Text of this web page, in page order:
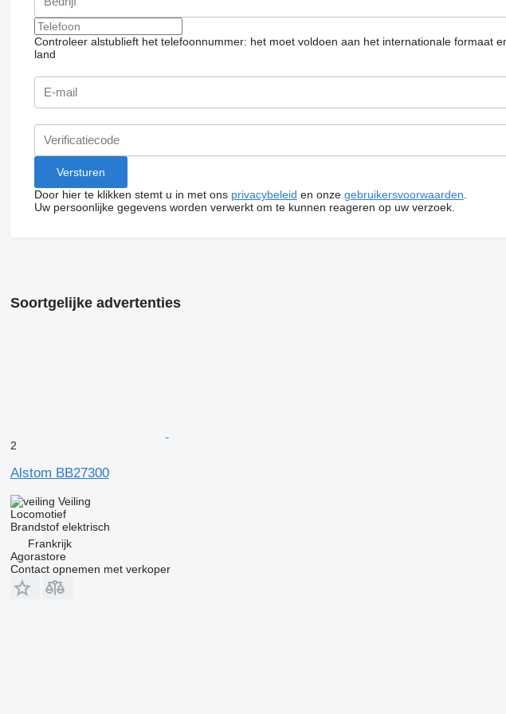
Controleer alstublieft het telefoonnummer: het moet voldoen aan het internationale formaat
land
Door hier te klikken stemt u in met ons privacybeleid en onze gebruikersvoorwaarden
Uw persoonlijke gegevens worden verwerkt om te kunnen reageren op uw verzoek.
Soortgelijke advertenties
2
Alstom BB27300
Veiling
Locomotief
Brandstof elektrisch
Frankrijk
Agorastore
Contact opnemen met verkoper